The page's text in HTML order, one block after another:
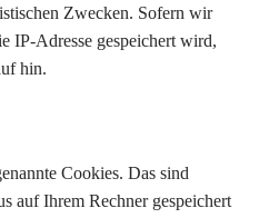
Zwecken. Sofern wir
IP-Adresse gespeichert wird,
hin.
Cookies. Das sind
auf Ihrem Rechner gespeichert